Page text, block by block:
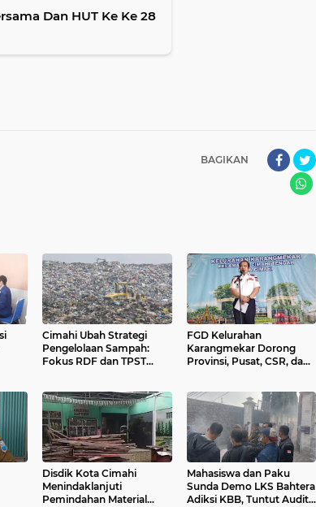
Dan HUT Ke Ke 28
BAGIKAN
Cimahi Ubah Strategi
Pengelolaan Sampah:
Fokus RDF dan TPST
FGD Kelurahan
Karangmekar Dorong
Provinsi, Pusat, CSR, dan
Disdik Kota Cimahi
Menindaklanjuti
Pemindahan Material
Mahasiswa dan Paku
Sunda Demo LKS Bahtera
Adiksi KBB, Tuntut Audit